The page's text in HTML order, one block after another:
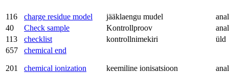
116 charge residue model jääklaengu mudel
40
Check sample Kontrollproov
113
checklist kontrollnimekiri
üld
657
chemical end
201 chemical ionization keemiline ionisatsioon